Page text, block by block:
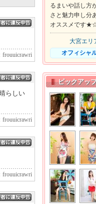
frouuicrawri
らしい
frouuicrawri
frouuicrawri
るまいや話し方
さと魅力申し分
オススメです
大宮エリ
オフィシャ
ピックアッ